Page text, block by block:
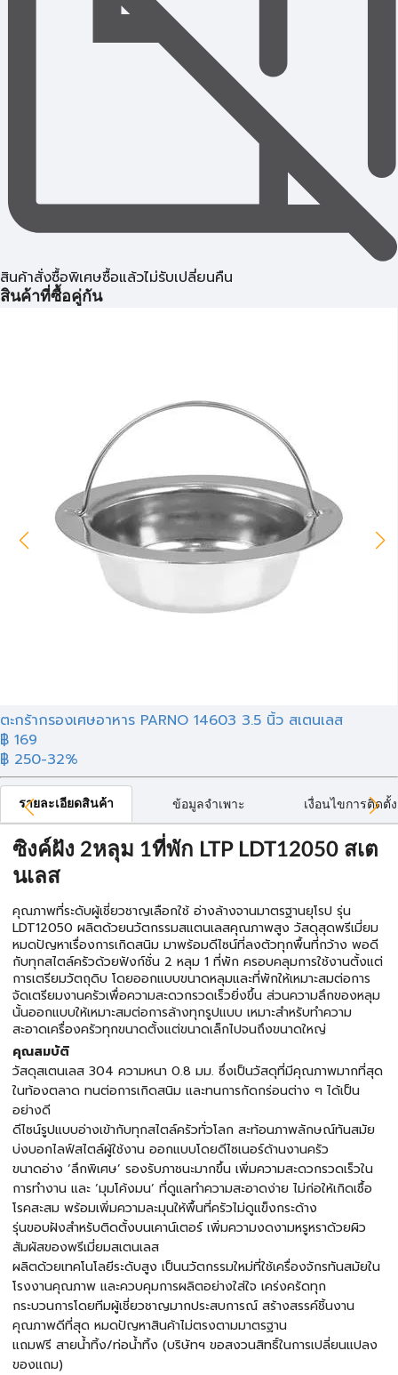
สินค้าสั่งซื้อพิเศษซื้อแล้วไม่รับเปลี่ยนคืน
สินค้าที่ซื้อคู่กัน
ตะกร้ากรองเศษอาหาร PARNO 14603 3.5 นิ้ว สเตนเลส
฿ 169
฿ 250-32%
รายละเอียดสินค้า ข้อมูลจำเพาะ เงื่อนไขการติดตั้ง
ซิงค์ฝัง 2หลุม 1ที่พัก LTP LDT12050 สเต
นเลส
คุณภาพที่ระดับผู้เชี่ยวชาญเลือกใช้ อ่างล้างจานมาตรฐานยุโรป รุ่น
LDT12050 ผลิตด้วยนวัตกรรมสแตนเลสคุณภาพสูง วัสดุสุดพรีเมี่ยม
หมดปัญหาเรื่องการเกิดสนิม มาพร้อมดีไซน์ที่ลงตัวทุกพื้นที่กว้าง พอดี
กับทุกสไตล์ครัวด้วยฟังก์ชั่น 2 หลุม 1 ที่พัก ครอบคลุมการใช้งานตั้งแต่
การเตรียมวัตถุดิบ โดยออกแบบขนาดหลุมและที่พักให้เหมาะสมต่อการ
จัดเตรียมงานครัวเพื่อความสะดวกรวดเร็วยิ่งขึ้น ส่วนความลึกของหลุม
นั้นออกแบบให้เหมาะสมต่อการล้างทุกรูปแบบ เหมาะสำหรับทำความ
สะอาดเครื่องครัวทุกขนาดตั้งแต่ขนาดเล็กไปจนถึงขนาดใหญ่
คุณสมบัติ
วัสดุสเตนเลส 304 ความหนา 0.8 มม. ซึ่งเป็นวัสดุที่มีคุณภาพมากที่สุด
ในท้องตลาด ทนต่อการเกิดสนิม และทนการกัดกร่อนต่าง ๆ ได้เป็น
อย่างดี
ดีไซน์รูปแบบอ่างเข้ากับทุกสไตล์ครัวทั่วโลก สะท้อนภาพลักษณ์ทันสมัย
บ่งบอกไลฟ์สไตล์ผู้ใช้งาน ออกแบบโดยดีไซเนอร์ด้านงานครัว
ขนาดอ่าง ‘ลึกพิเศษ’ รองรับภาชนะมากขึ้น เพิ่มความสะดวกรวดเร็วใน
การทำงาน และ ‘มุมโค้งมน’ ที่ดูแลทำความสะอาดง่าย ไม่ก่อให้เกิดเชื้อ
โรคสะสม พร้อมเพิ่มความละมุนให้พื้นที่ครัวไม่ดูแข็งกระด้าง
รุ่นขอบฝังสำหรับติดตั้งบนเคาน์เตอร์ เพิ่มความงดงามหรูหราด้วยผิว
สัมผัสของพรีเมี่ยมสเตนเลส
ผลิตด้วยเทคโนโลยีระดับสูง เป็นนวัตกรรมใหม่ที่ใช้เครื่องจักรทันสมัยใน
โรงงานคุณภาพ และควบคุมการผลิตอย่างใส่ใจ เคร่งครัดทุก
กระบวนการโดยทีมผู้เชี่ยวชาญมากประสบการณ์ สร้างสรรค์ชิ้นงาน
คุณภาพดีที่สุด หมดปัญหาสินค้าไม่ตรงตามมาตรฐาน
แถมฟรี สายน้ำทิ้ง/ท่อน้ำทิ้ง (บริษัทฯ ขอสงวนสิทธิ์ในการเปลี่ยนแปลง
ของแถม)